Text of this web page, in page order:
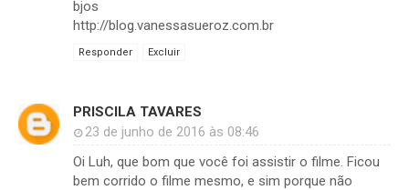
bjos
http://blog.vanessasueroz.com.br
Responder Excluir
PRISCILA TAVARES
23 de junho de 2016 às 08:46
Oi Luh, que bom que você foi assistir o filme. Ficou
bem corrido o filme mesmo, e sim porque não